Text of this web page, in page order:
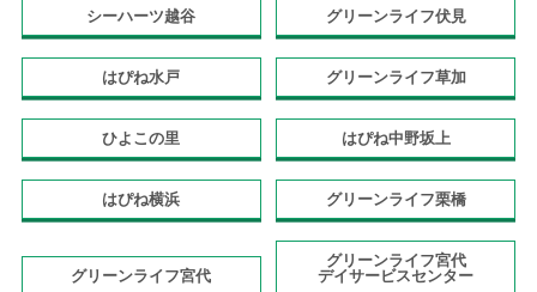
シーハーツ越谷 グリーンライフ伏見
はぴね水戸 グリーンライフ草加
ひよこの里 はぴね中野坂上
はぴね横浜 グリーンライフ栗橋
グリーンライフ宮代
グリーンライフ宮代
デイサービスセンター